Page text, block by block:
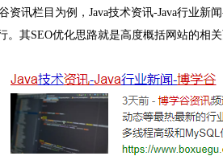
资讯栏目为例， Java技术资讯-Java行业新闻
。其SEO优化思路就是高度概括网站的相